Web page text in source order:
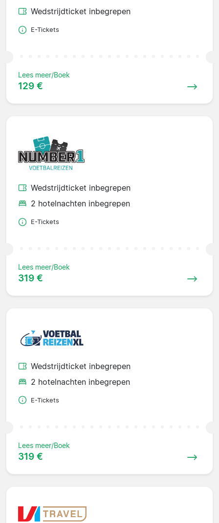
Wedstrijdticket inbegrepen
E-Tickets
Lees meer/Boek
129 €
Wedstrijdticket inbegrepen
2 hotelnachten inbegrepen
E-Tickets
Lees meer/Boek
319 €
Wedstrijdticket inbegrepen
2 hotelnachten inbegrepen
E-Tickets
Lees meer/Boek
319 €